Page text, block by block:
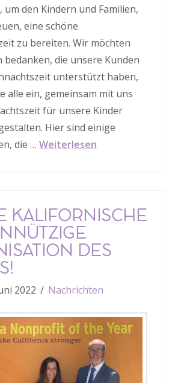
um den Kindern und Familien,
eine schöne
zu bereiten. Wir möchten
bedanken, die unsere Kunden
unterstützt haben,
alle ein, gemeinsam mit uns
für unsere Kinder
Hier sind einige
die …Weiterlesen
KALIFORNISCHE
DES
2022 Nachrichten